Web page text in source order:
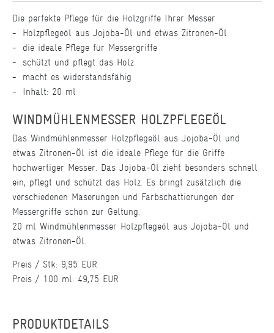
Die perfekte Pflege für die Holzgriffe Ihrer Messer
Holzpflegeöl aus Jojoba-Öl und etwas Zitronen-Öl
die ideale Pflege für Messergriffe
schützt und pflegt das Holz
macht es widerstandsfähig
Inhalt: 20 ml
WINDMÜHLENMESSER HOLZPFLEGEÖL
Das Windmühlenmesser Holzpflegeöl aus Jojoba-Öl und
etwas Zitronen-Öl ist die ideale Pflege für die Griffe
hochwertiger Messer. Das Jojoba-Öl zieht besonders schnell
ein, pflegt und schützt das Holz. Es bringt zusätzlich die
verschiedenen Maserungen und Farbschattierungen der
Messergriffe schön zur Geltung.
20 ml Windmühlenmesser Holzpflegeöl aus Jojoba-Öl und
etwas Zitronen-Öl.
Preis / Stk: 9,95 EUR
Preis / 100 ml: 49,75 EUR
PRODUKTDETAILS